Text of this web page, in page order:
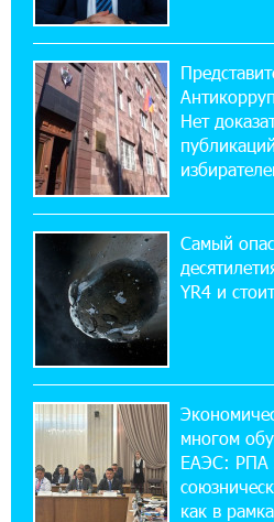
решение
14:44:13 29-07-2026
Состоялось
при поддержке
18:38:18 28-07-2026
Пашинян ты
12:04:53 28-07-2026
Обновленный
Ucom открылся по
22:28:49 27-07-2026
Никогда Нагорный
независимого
Карапетян
Нет
Самый
YR4 и
многом
ЕАЭС: РПА
как в